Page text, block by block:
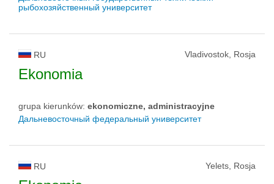
рыбохозяйственный университет
RU Vladivostok, Rosja
Ekonomia
grupa kierunków: ekonomiczne, administracyjne
Дальневосточный федеральный университет
RU Yelets, Rosja